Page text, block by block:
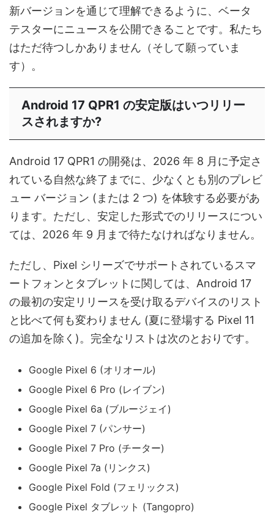
新バージョンを通じて理解できるように、ベータ
テスターに​​ニュースを公開できることです。私たち
はただ待つしかありません（そして願っていま
す）。
Android 17 QPR1 の安定版はいつリリー
スされますか?
Android 17 QPR1 の開発は、2026 年 8 月に予定さ
れている自然な終了までに、少なくとも別のプレビ
ュー バージョン (または 2 つ) を体験する必要があ
ります。ただし、安定した形式でのリリースについ
ては、2026 年 9 月まで待たなければなりません。
ただし、Pixel シリーズでサポートされているスマ
ートフォンとタブレットに関しては、Android 17
の最初の安定リリースを受け取るデバイスのリスト
と比べて何も変わりません (夏に登場する Pixel 11
の追加を除く)​​。完全なリストは次のとおりです。
Google Pixel 6 (オリオール)
Google Pixel 6 Pro (レイブン)
Google Pixel 6a (ブルージェイ)
Google Pixel 7 (パンサー)
Google Pixel 7 Pro (チーター)
Google Pixel 7a (リンクス)
Google Pixel Fold (フェリックス)
Google Pixel タブレット (Tangopro)